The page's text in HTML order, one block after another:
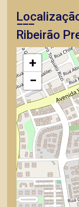
Ribeirão
+
−